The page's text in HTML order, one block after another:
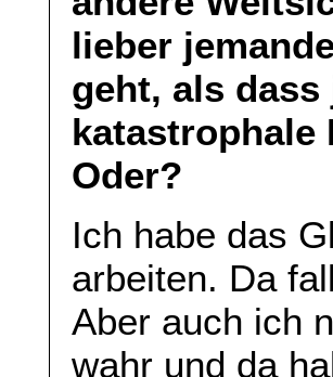
lieber
geht, als
katastrophale
Oder?
Ich habe das
arbeiten. Da
Aber auch ich
wahr und da